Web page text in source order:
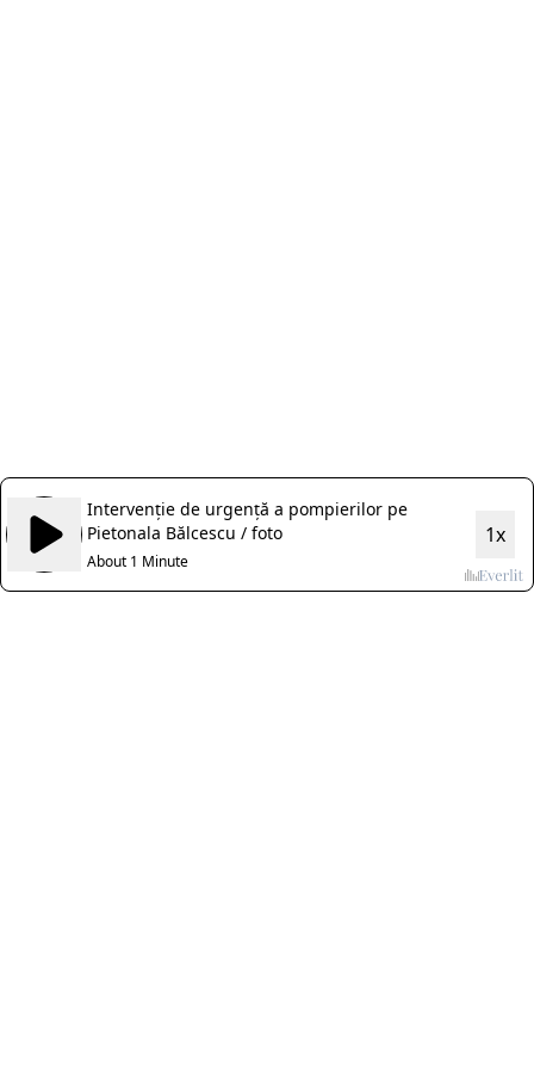
Intervenție de urgență a pompierilor pe
Pietonala Bălcescu / foto
About 1 Minute
1x